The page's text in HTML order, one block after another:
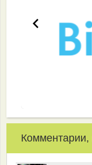
Комментарии,